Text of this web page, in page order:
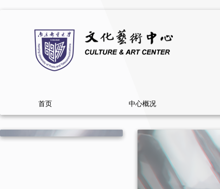
首页 中心概况